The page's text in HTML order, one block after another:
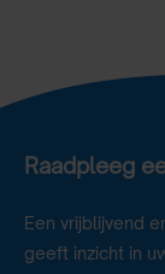
Raadpleeg
Een vrijblijvend
geeft inzicht in